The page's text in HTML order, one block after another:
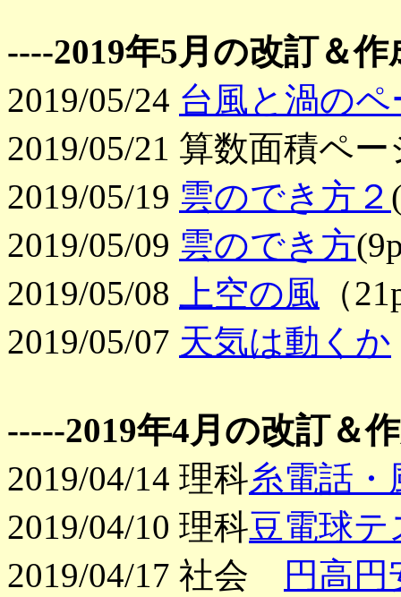
----2019年5月の改訂＆
2019/05/24 台風と渦の
2019/05/21 算数面積ペ
2019/05/19 雲のでき方２
2019/05/09 雲のでき方
2019/05/08
上空の風 （
2019/05/07 天気は動くか
-----2019年4月の改訂＆
2019/04/14 理科糸電話・
2019/04/10 理科豆電球テ
2019/04/17 社会
円高円